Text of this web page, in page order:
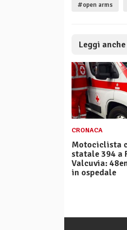
#open arms
Leggi anche
CRONACA
Motociclista
statale 394 a
Valcuvia:
in ospedale